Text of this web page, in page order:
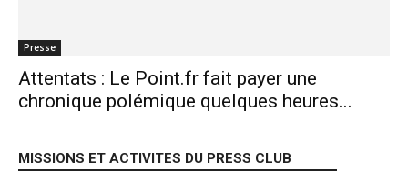
Presse
Attentats : Le Point.fr fait payer une
chronique polémique quelques heures...
MISSIONS ET ACTIVITES DU PRESS CLUB